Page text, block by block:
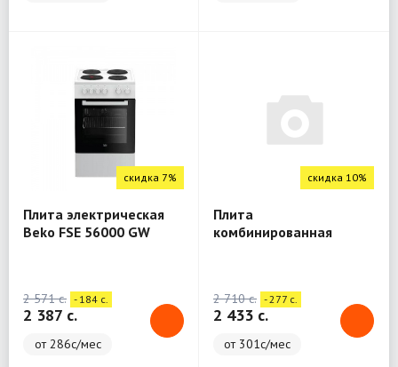
скидка 7%
Плита электрическая
Beko FSE 56000 GW
2 571 c. - 184 c.
2 387 c.
от 286с/мес
скидка 10%
Плита
комбинированная
2 710 c. - 277 c.
2 433 c.
от 301с/мес